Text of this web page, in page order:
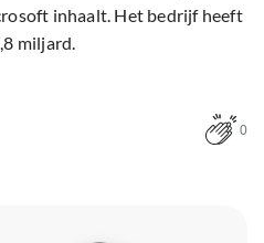
inhaalt. Het bedrijf heeft
miljard.
0